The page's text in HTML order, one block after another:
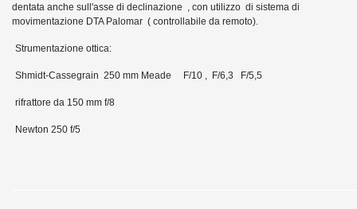
dentata anche sull'asse di declinazione , con utilizzo di sistema di
movimentazione DTA Palomar ( controllabile da remoto).
Strumentazione ottica:
Shmidt-Cassegrain 250 mm Meade F/10 , F/6,3 F/5,5
rifrattore da 150 mm f/8
Newton 250 f/5